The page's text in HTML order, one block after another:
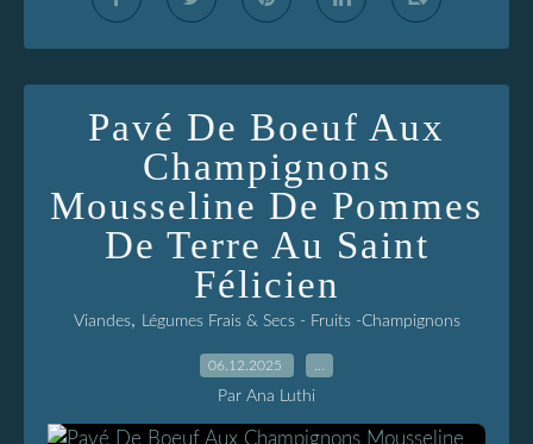
Pavé De Boeuf Aux
Champignons
Mousseline De Pommes
De Terre Au Saint
Félicien
Viandes, Légumes Frais & Secs - Fruits -Champignons
06.12.2025
Par Ana Luthi